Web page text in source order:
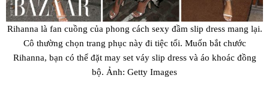
Rihanna là fan cuồng của phong cách sexy đầm slip dress mang lại.
Cô thường chọn trang phục này đi tiệc tối. Muốn bắt chước
Rihanna, bạn có thể đặt may set váy slip dress và áo khoác đồng
bộ. Ảnh: Getty Images